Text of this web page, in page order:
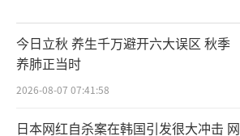
今日立秋 养生千万避开六大误区 秋季
养肺正当时
2026-08-07 07:41:58
日本网红自杀案在韩国引发很大冲击 网